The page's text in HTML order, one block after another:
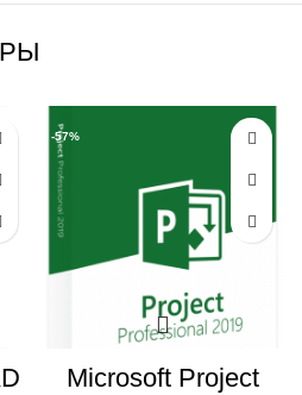
-57%
Microsoft Project